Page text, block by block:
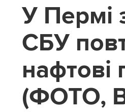
У Пермі
СБУ
нафтові
(ФОТО,